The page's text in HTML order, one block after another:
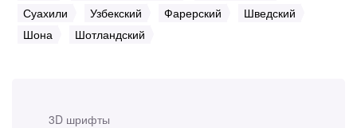
3D шрифты
Суахили
Узбекский Фарерский
Шведский
Шона
Шотландский